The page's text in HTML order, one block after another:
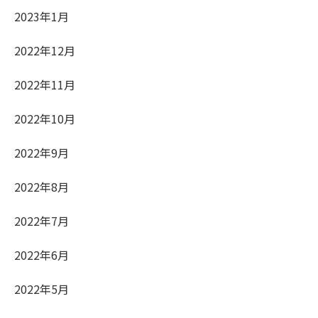
2023年1月
2022年12月
2022年11月
2022年10月
2022年9月
2022年8月
2022年7月
2022年6月
2022年5月